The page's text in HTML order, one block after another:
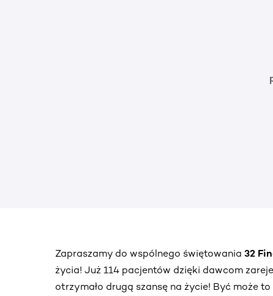
Zapraszamy do wspólnego świętowania 32
życia! Już 114 pacjentów dzięki dawcom
otrzymało drugą szansę na życie! Być może